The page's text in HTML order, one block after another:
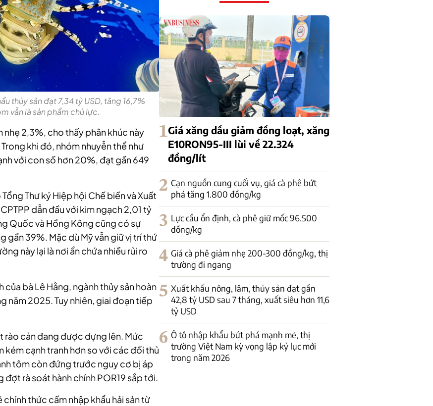
thủy sản đạt 7,34 tỷ USD, tăng 16,7%
vẫn là sản phẩm chủ lực.
2,3%, cho thấy phân khúc này
khi đó, nhóm nhuyễn thể như
với con số hơn 20%, đạt gần 649
Thư ký Hiệp hội Chế biến và Xuất
dẫn đầu với kim ngạch 2,01 tỷ
Quốc và Hồng Kông cũng có sự
gần 39%. Mặc dù Mỹ vẫn giữ vị trí thứ
này lại là nơi ẩn chứa nhiều rủi ro
bà Lê Hằng, ngành thủy sản hoàn
năm 2025. Tuy nhiên, giai đoạn tiếp
rào cản đang được dựng lên. Mức
cạnh tranh hơn so với các đối thủ
tôm còn đứng trước nguy cơ bị áp
rà soát hành chính POR19 sắp tới.
thức cấm nhập khẩu hải sản từ
1Giá xăng dầu giảm đồng loạt, xăng
E10RON95-III lùi về 22.324
đồng/lít
2 Cạn nguồn cung cuối vụ, giá cà phê bứt
phá tăng 1.800 đồng/kg
3 Lực cầu ổn định, cà phê giữ mốc 96.500
đồng/kg
4 Giá cà phê giảm nhẹ 200-300 đồng/kg, thị
trường đi ngang
5 Xuất khẩu nông, lâm, thủy sản đạt gần
42,8 tỷ USD sau 7 tháng, xuất siêu hơn 11,6
tỷ USD
6 Ô tô nhập khẩu bứt phá mạnh mẽ, thị
trường Việt Nam kỳ vọng lập kỷ lục mới
trong năm 2026